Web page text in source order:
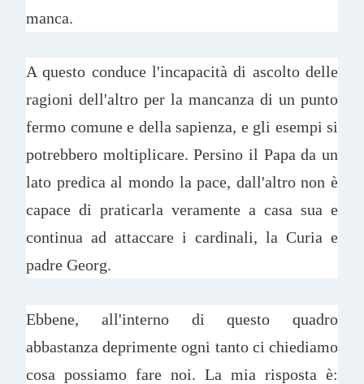
manca.
A questo conduce l'incapacità di ascolto delle
ragioni dell'altro per la mancanza di un punto
fermo comune e della sapienza, e gli esempi si
potrebbero moltiplicare. Persino il Papa da un
lato predica al mondo la pace, dall'altro non è
capace di praticarla veramente a casa sua e
continua ad attaccare i cardinali, la Curia e
padre Georg.
Ebbene, all'interno di questo quadro
abbastanza deprimente ogni tanto ci chiediamo
cosa possiamo fare noi. La mia risposta è: